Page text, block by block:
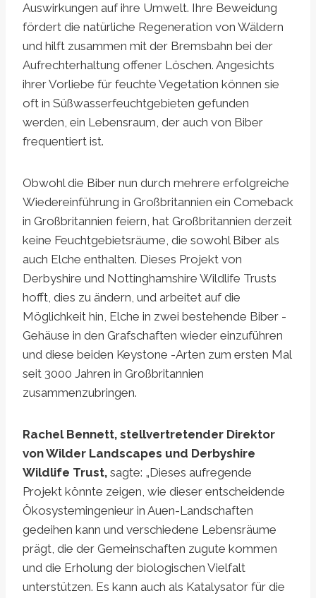
Auswirkungen auf ihre Umwelt. Ihre Beweidung
fördert die natürliche Regeneration von Wäldern
und hilft zusammen mit der Bremsbahn bei der
Aufrechterhaltung offener Löschen. Angesichts
ihrer Vorliebe für feuchte Vegetation können sie
oft in Süßwasserfeuchtgebieten gefunden
werden, ein Lebensraum, der auch von Biber
frequentiert ist.
Obwohl die Biber nun durch mehrere erfolgreiche
Wiedereinführung in Großbritannien ein Comeback
in Großbritannien feiern, hat Großbritannien derzeit
keine Feuchtgebietsräume, die sowohl Biber als
auch Elche enthalten. Dieses Projekt von
Derbyshire und Nottinghamshire Wildlife Trusts
hofft, dies zu ändern, und arbeitet auf die
Möglichkeit hin, Elche in zwei bestehende Biber -
Gehäuse in den Grafschaften wieder einzuführen
und diese beiden Keystone -Arten zum ersten Mal
seit 3000 Jahren in Großbritannien
zusammenzubringen.
Rachel Bennett, stellvertretender Direktor
von Wilder Landscapes und Derbyshire
Wildlife Trust, sagte: „Dieses aufregende
Projekt könnte zeigen, wie dieser entscheidende
Ökosystemingenieur in Auen-Landschaften
gedeihen kann und verschiedene Lebensräume
prägt, die der Gemeinschaften zugute kommen
und die Erholung der biologischen Vielfalt
unterstützen. Es kann auch als Katalysator für die